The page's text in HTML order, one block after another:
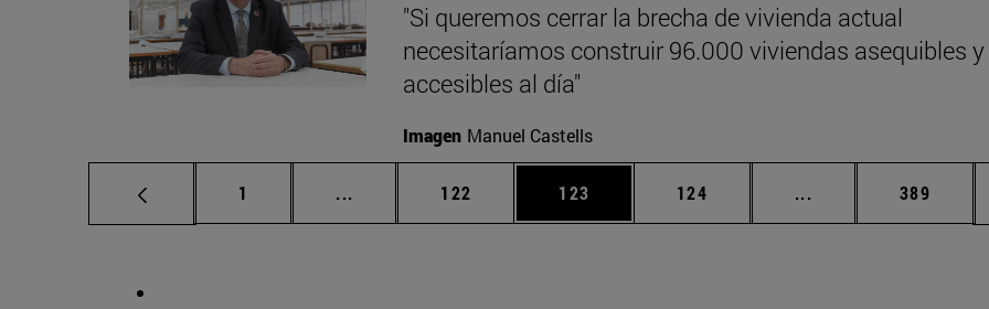
"Si queremos cerrar la brecha de vivienda actual
necesitaríamos construir 96.000 viviendas asequibles y
accesibles al día"
Imagen Manuel Castells
Página
1 ... Páginas intermedias Use TAB para desplazarse.
Página
122 Página
123 Página
124 ... Páginas Página
389